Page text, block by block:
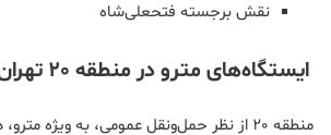
نقش برجسته فتحعلی‌شاه
ایستگاه‌های مترو در منطقه 20 تهران
منطقه 20 از نظر حمل‌ونقل عمومی، به ویژه